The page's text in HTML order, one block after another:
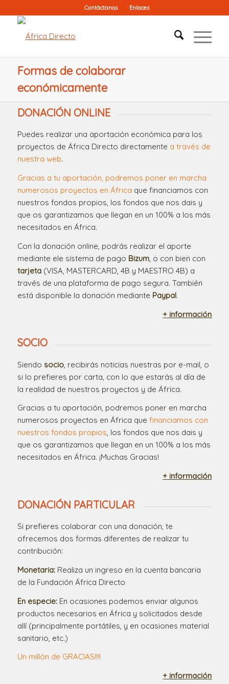
Contáctanos Enlaces
Formas de colaborar
económicamente
DONACIÓN ONLINE
Puedes realizar una aportación económica para los
proyectos de África Directo directamente a través de
nuestra web.
Gracias a tu aportación, podremos poner en marcha
numerosos proyectos en África que financiamos con
nuestros fondos propios, los fondos que nos dais y
que os garantizamos que llegan en un 100% a los más
necesitados en África.
Con la donación online, podrás realizar el aporte
mediante ele sistema de pago Bizum, o con bien con
tarjeta(VISA, MASTERCARD, 4B y MAESTRO 4B) a
través de una plataforma de pago segura. También
está disponible la donación mediante Paypal.
+ información
SOCIO
Siendo socio, recibirás noticias nuestras por e-mail, o
si lo prefieres por carta, con lo que estarás al día de
la realidad de nuestros proyectos y de África.
Gracias a tu aportación, podremos poner en marcha
numerosos proyectos en África que financiamos con
nuestros fondos propios, los fondos que nos dais y
que os garantizamos que llegan en un 100% a los más
necesitados en África. ¡Muchas Gracias!
+ información
DONACIÓN PARTICULAR
Si prefieres colaborar con una donación, te
ofrecemos dos formas diferentes de realizar tu
contribución:
Monetaria: Realiza un ingreso en la cuenta bancaria
de la Fundación África Directo
En especie: En ocasiones podemos enviar algunos
productos necesarios en África y solicitados desde
allí (principalmente portátiles, y en ocasiones material
sanitario, etc.)
Un millón de GRACIAS!!!!
+ información